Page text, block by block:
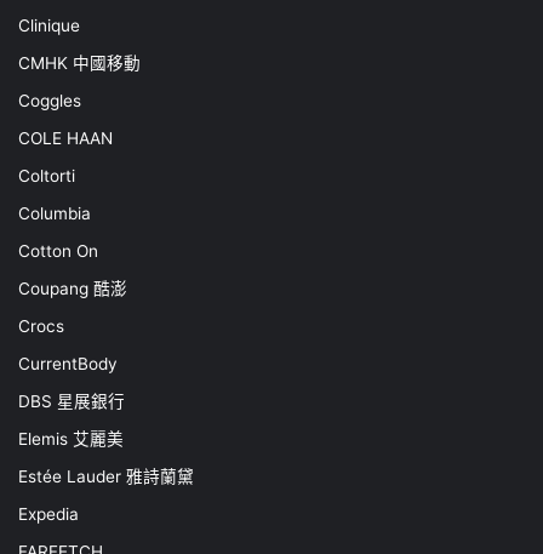
Clinique
CMHK 中國移動
Coggles
COLE HAAN
Coltorti
Columbia
Cotton On
Coupang 酷澎
Crocs
CurrentBody
DBS 星展銀行
Elemis 艾麗美
Estée Lauder 雅詩蘭黛
Expedia